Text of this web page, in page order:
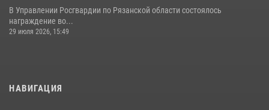
В Управлении Росгвардии по Рязанской области состоялось
награждение во...
29 июля 2026, 15:49
НАВИГАЦИЯ